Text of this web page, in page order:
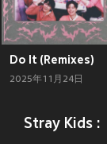
Do It (Remixes)
2025年11月24日
Stray Kids :